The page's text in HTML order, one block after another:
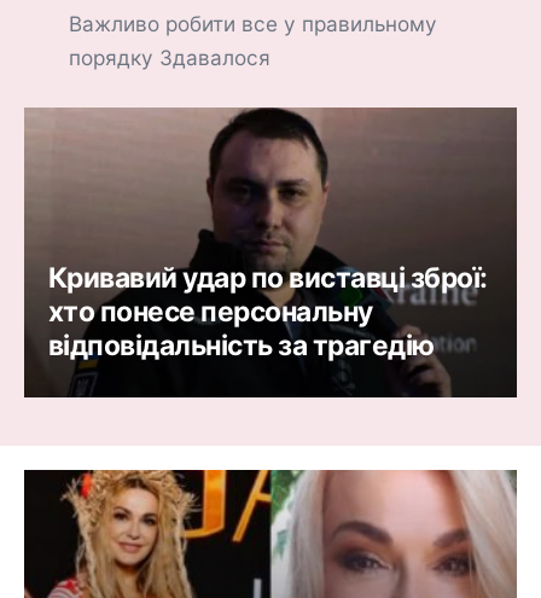
Важливо робити все у правильному
порядку Здавалося
Кривавий удар по виставці зброї:
хто понесе персональну
відповідальність за трагедію